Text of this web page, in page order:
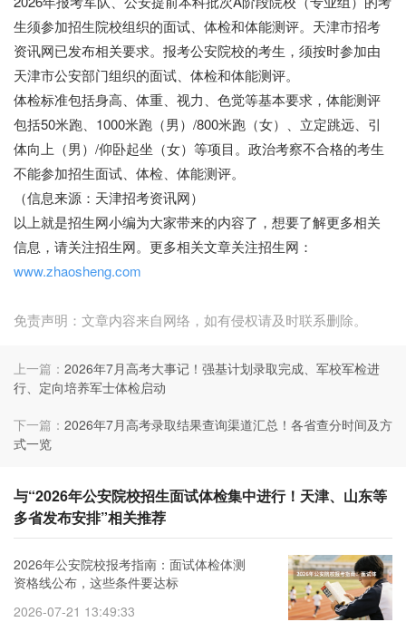
生须参加招生院校组织的面试、体检和体能测评。天津市招考
资讯网已发布相关要求。报考公安院校的考生，须按时参加由
天津市公安部门组织的面试、体检和体能测评。
体检标准包括身高、体重、视力、色觉等基本要求，体能测评
包括50米跑、1000米跑（男）/800米跑（女）、立定跳远、引
体向上（男）/仰卧起坐（女）等项目。政治考察不合格的考生
不能参加招生面试、体检、体能测评。
（信息来源：天津招考资讯网）
以上就是招生网小编为大家带来的内容了，想要了解更多相关
信息，请关注招生网。更多相关文章关注招生网：
www.zhaosheng.com
免责声明：文章内容来自网络，如有侵权请及时联系删除。
上一篇： 2026年7月高考大事记！强基计划录取完成、军校军检进
行、定向培养军士体检启动
下一篇： 2026年7月高考录取结果查询渠道汇总！各省查分时间及方
式一览
与“2026年公安院校招生面试体检集中进行！天津、山东等
多省发布安排”相关推荐
2026年公安院校报考指南：面试体检体测
资格线公布，这些条件要达标
2026-07-21 13:49:33